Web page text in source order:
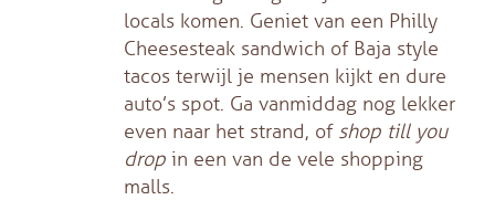
locals komen. Geniet van een Philly
Cheesesteak sandwich of Baja style
tacos terwijl je mensen kijkt en dure
auto’s spot. Ga vanmiddag nog lekker
even naar het strand, of shop till you
drop in een van de vele shopping
malls.